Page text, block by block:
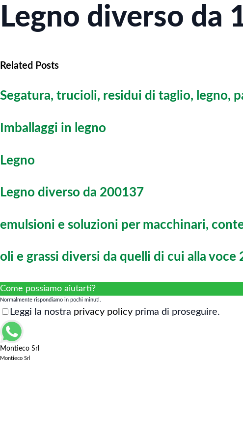
Legno diverso da
Related Posts
Segatura, trucioli, residui di taglio, legno,
Imballaggi in legno
Legno
Legno diverso da 200137
emulsioni e soluzioni per macchinari,
oli e grassi diversi da quelli di cui alla voce
Come possiamo aiutarti?
Normalmente rispondiamo in pochi minuti.
Leggi la nostra privacy policy prima di proseguire.
Montieco Srl
Montieco Srl